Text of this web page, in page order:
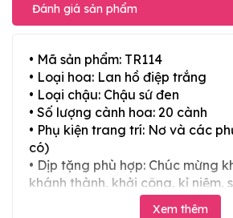
Đánh giá sản phẩm
• Mã sản phẩm: TR114
• Loại hoa: Lan hồ điệp trắng
• Loại chậu: Chậu sứ đen
• Số lượng cành hoa: 20 cành
• Phụ kiện trang trí: Nơ và các
có)
• Dịp tặng phù hợp: Chúc mừng
khánh thành, khởi công, kỉ niệm,
thọ, mừng cưới, tân gia và các
Xem thêm